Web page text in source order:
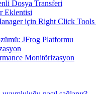
Dosya Transferi
Eklentisi
için Right Click Tools
JFrog Platformu
Monitörizasyon